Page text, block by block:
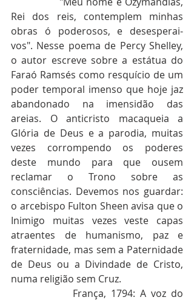
Rei dos reis, contemplem minhas
obras ó poderosos, e desesperai-
vos". Nesse poema de Percy Shelley,
o autor escreve sobre a estátua do
Faraó Ramsés como resquício de um
poder temporal imenso que hoje jaz
abandonado na imensidão das
areias. O anticristo macaqueia a
Glória de Deus e a parodia, muitas
vezes corrompendo os poderes
deste mundo para que ousem
reclamar o Trono sobre as
consciências. Devemos nos guardar:
o arcebispo Fulton Sheen avisa que o
Inimigo muitas vezes veste capas
atraentes de humanismo, paz e
fraternidade, mas sem a Paternidade
de Deus ou a Divindade de Cristo,
numa religião sem Cruz.